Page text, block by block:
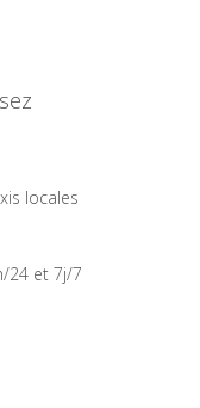
locales
24 et 7j/7